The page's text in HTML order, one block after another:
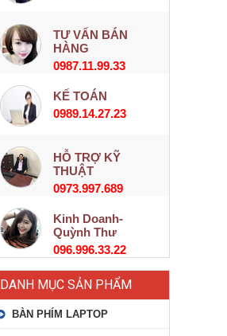
TƯ VẤN BÁN
HÀNG
0987.11.99.33
KẾ TOÁN
0989.14.27.23
HỖ TRỢ KỸ
THUẬT
0973.997.689
Kinh Doanh-
Quỳnh Thư
096.996.33.22
DANH MỤC SẢN PHẨM
BÀN PHÍM LAPTOP